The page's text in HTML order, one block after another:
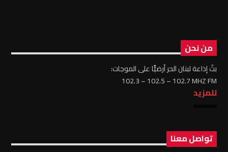
من نحن
بثّ إذاعة لبنان الحر أرضيًّا على الموجات:
102.3 – 102.5 – 102.7 MHZ FM
للمزيد
تواصل معنا